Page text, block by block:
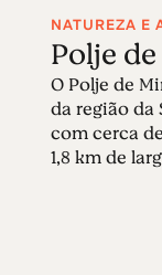
NATUREZA E
Polje
O Polje de
da região da
com cerca
1,8 km de